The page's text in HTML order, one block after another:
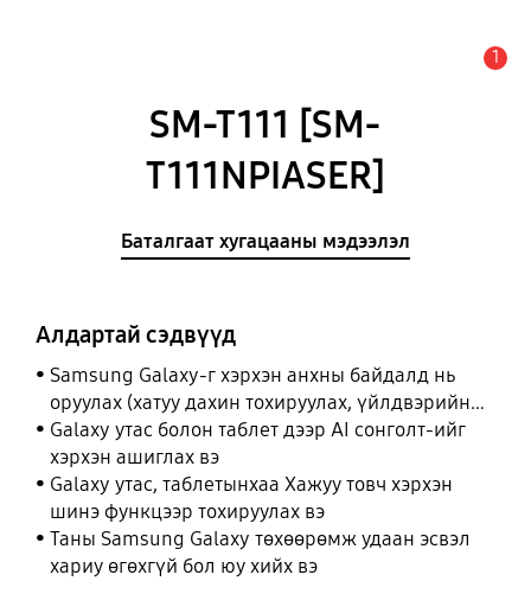
1
SM-T111 [SM-
T111NPIASER]
Баталгаат хугацааны мэдээлэл
Алдартай сэдвүүд
Samsung Galaxy-г хэрхэн анхны байдалд нь
оруулах (хатуу дахин тохируулах, үйлдвэрийн
тохиргоонд оруулах)
Galaxy утас болон таблет дээр AI сонголт-ийг
хэрхэн ашиглах вэ
Galaxy утас, таблетынхаа Хажуу товч хэрхэн
шинэ функцээр тохируулах вэ
Таны Samsung Galaxy төхөөрөмж удаан эсвэл
хариу өгөхгүй бол юу хийх вэ